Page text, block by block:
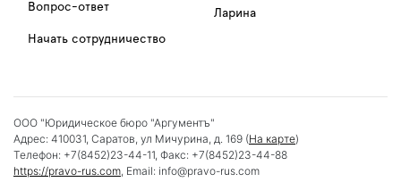
Вопрос-ответ
Начать сотрудничество
Ларина
ООО "Юридическое бюро "Аргументъ"
Адрес: 410031, Саратов, ул Мичурина, д. 169 (На карте)
Телефон: +7(8452)23-44-11, Факс: +7(8452)23-44-88
https://pravo-rus.com, Email: info@pravo-rus.com